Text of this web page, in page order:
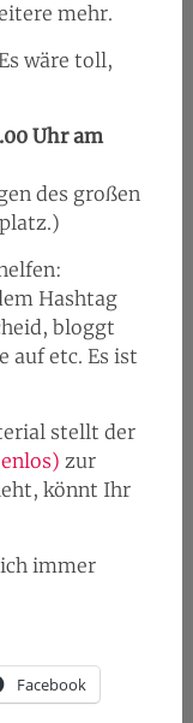
mehr.
wäre toll,
Uhr am
des großen
Hashtag
bloggt
auf etc. Es ist
stellt der
zur
könnt Ihr
immer
Facebook